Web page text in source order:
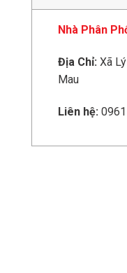
Nhà Phân
Địa Chỉ: Xã
Mau
Liên hệ: